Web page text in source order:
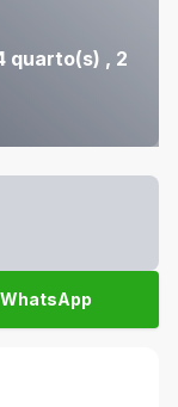
quarto(s) , 2
WhatsApp